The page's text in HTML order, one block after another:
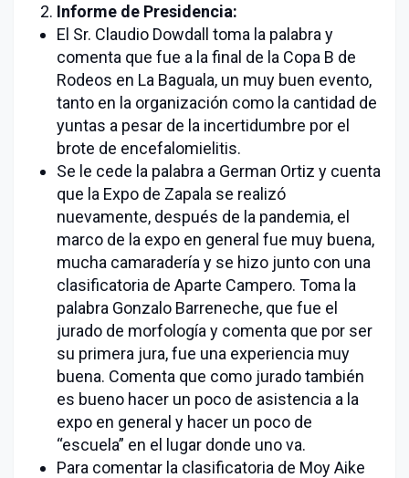
Informe de Presidencia:
El Sr. Claudio Dowdall toma la palabra y
comenta que fue a la final de la Copa B de
Rodeos en La Baguala, un muy buen evento,
tanto en la organización como la cantidad de
yuntas a pesar de la incertidumbre por el
brote de encefalomielitis.
Se le cede la palabra a German Ortiz y cuenta
que la Expo de Zapala se realizó
nuevamente, después de la pandemia, el
marco de la expo en general fue muy buena,
mucha camaradería y se hizo junto con una
clasificatoria de Aparte Campero. Toma la
palabra Gonzalo Barreneche, que fue el
jurado de morfología y comenta que por ser
su primera jura, fue una experiencia muy
buena. Comenta que como jurado también
es bueno hacer un poco de asistencia a la
expo en general y hacer un poco de
“escuela” en el lugar donde uno va.
Para comentar la clasificatoria de Moy Aike